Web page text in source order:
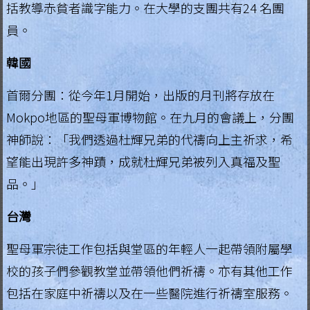
括教導赤貧者識字能力。在大學的支團共有24 名團
員。
韓國
首爾分團：從今年1月開始，出版的月​​刊將存放在
Mokpo地區的聖母軍博物館。在九月的會議上，分團
神師說：「我們透過杜輝兄弟的代禱向上主祈求，希
望能出現許多神蹟，成就杜輝兄弟被列入真福及聖
品。」
台灣
聖母軍宗徒工作包括與堂區的年輕人一起帶領附屬學
校的孩子們參觀教堂並帶領他們祈禱。亦有其他工作
包括在家庭中祈禱以及在一些醫院進行祈禱室服務。